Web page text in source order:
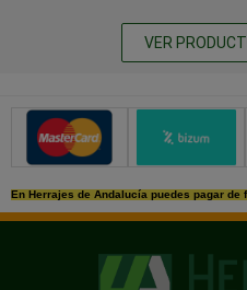
VER
Métodos de
En Herrajes de Andalucía puedes pagar de